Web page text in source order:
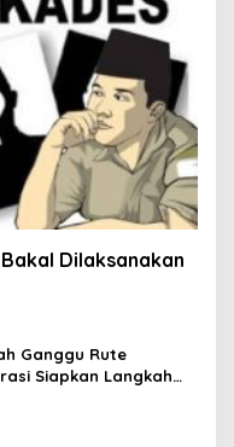
Dilaksanakan
Ganggu Rute
Siapkan Langkah